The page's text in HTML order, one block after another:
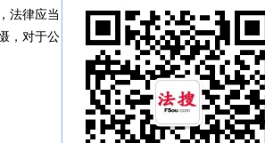
法律应当
，对于公